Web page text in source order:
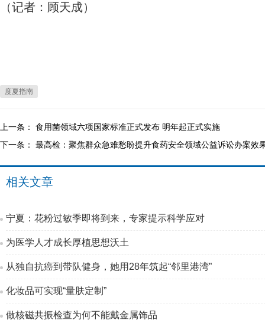
（记者：顾天成）
度夏指南
上一条： 食用菌领域六项国家标准正式发布 明年起正式实施
下一条： 最高检：聚焦群众急难愁盼提升食药安全领域公益诉讼办案效
相关文章
宁夏：花粉过敏季即将到来，专家提示科学应对
为医学人才成长厚植思想沃土
从独自抗癌到带队健身，她用28年筑起“邻里港湾”
化妆品可实现“量肤定制”
做核磁共振检查为何不能戴金属饰品